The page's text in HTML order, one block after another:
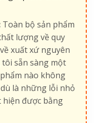
Toàn bộ sản phẩm
lượng về quy
xuất xứ nguyên
tôi sẵn sàng một
nào không
là những lỗi nhỏ
được bằng